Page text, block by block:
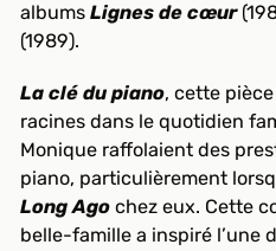
albumsLignes de cœur
(1989).
La clé du piano, cette
racines dans le quotidien
Monique raffolaient des
piano, particulièrement
Long Ago chez eux. Cette
belle-famille a inspiré l’une